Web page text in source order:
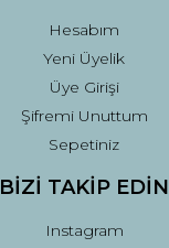
Hesabım
Yeni Üyelik
Üye Girişi
Şifremi Unuttum
Sepetiniz
BİZİ TAKİP EDİN
Instagram